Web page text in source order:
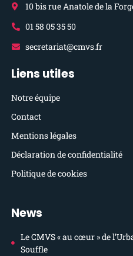
10 bis rue Anatole de la
01 58 05 35 50
secretariat@cmvs.fr
Liens utiles
Notre équipe
Contact
Mentions légales
Déclaration de confidentialité
Politique de cookies
News
Le CMVS « au cœur » de
Souffle